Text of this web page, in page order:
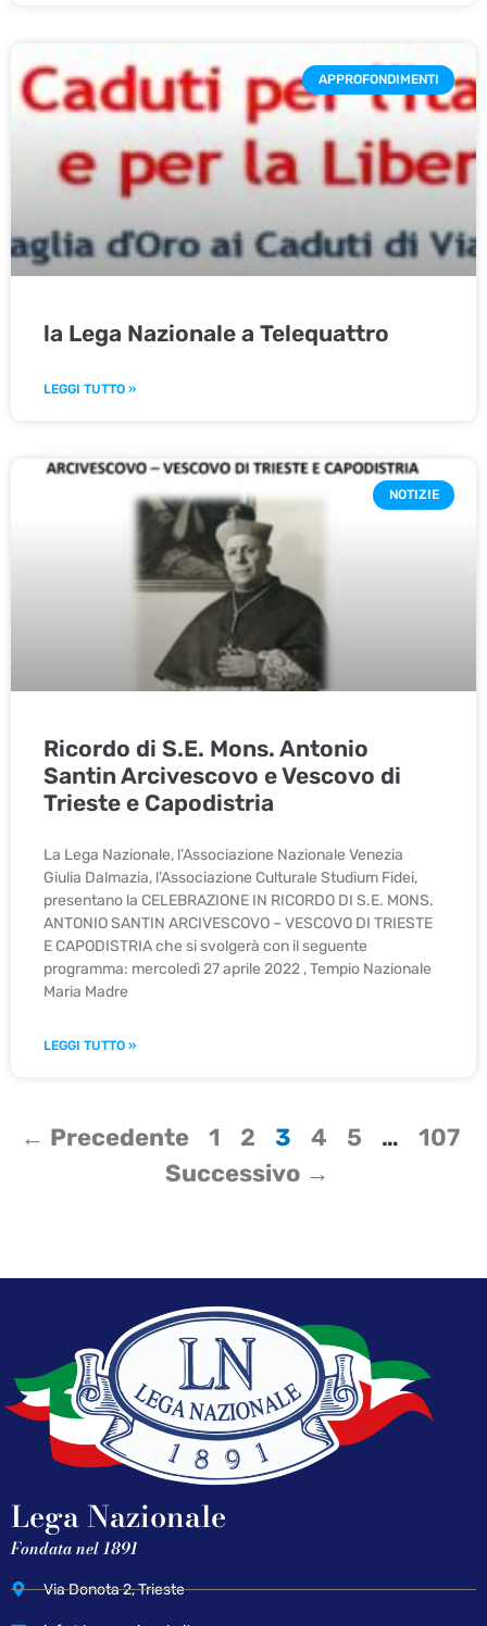
APPROFONDIMENTI
la Lega Nazionale a Telequattro
LEGGI TUTTO »
NOTIZIE
Ricordo di S.E. Mons. Antonio
Santin Arcivescovo e Vescovo di
Trieste e Capodistria
La Lega Nazionale, l’Associazione Nazionale Venezia
Giulia Dalmazia, l’Associazione Culturale Studium Fidei,
presentano la CELEBRAZIONE IN RICORDO DI S.E. MONS.
ANTONIO SANTIN ARCIVESCOVO – VESCOVO DI TRIESTE
E CAPODISTRIA che si svolgerà con il seguente
programma: mercoledì 27 aprile 2022 , Tempio Nazionale
Maria Madre
LEGGI TUTTO »
← Precedente 1 2 3 4 5 …
107
Successivo →
Lega Nazionale
Fondata nel 1891
Via Donota 2, Trieste